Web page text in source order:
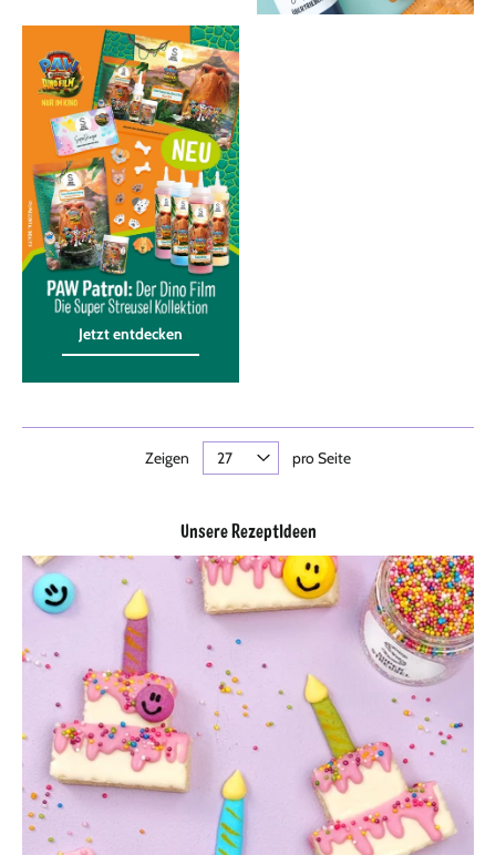
Jetzt entdecken
Jetzt entdecken
Zeigen pro Seite
Unsere RezeptIdeen